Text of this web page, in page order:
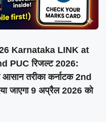
Karnataka LINK at
PUC रिजल्ट 2026:
तरीका कर्नाटक 2nd
जाएगा 9 अप्रैल 2026 को